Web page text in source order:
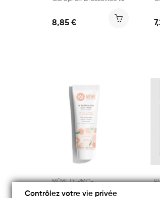
8,85 €
MÊME DERMO-
COSMÉTIQUE
Contrôlez votre vie privée